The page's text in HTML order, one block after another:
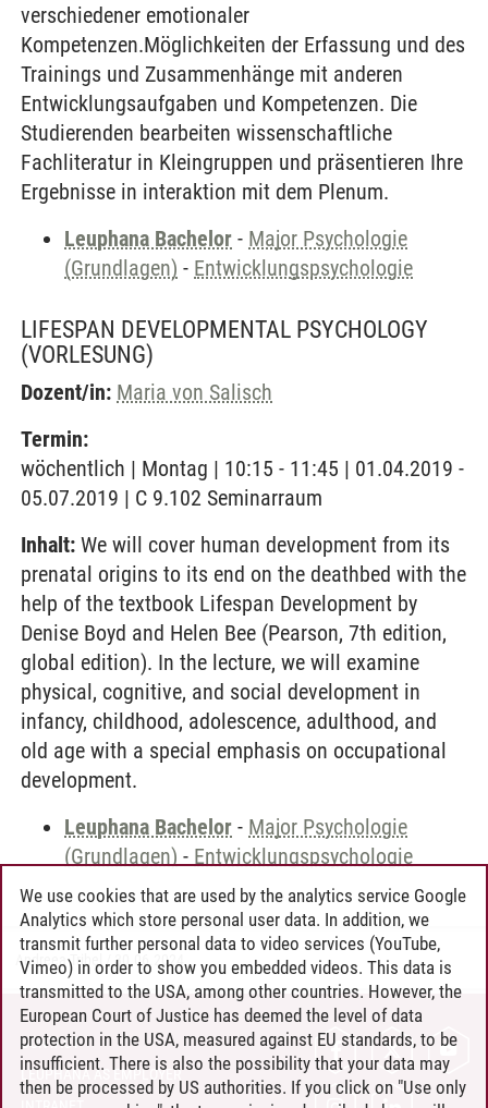
verschiedener emotionaler
Kompetenzen.Möglichkeiten der Erfassung und des
Trainings und Zusammenhänge mit anderen
Entwicklungsaufgaben und Kompetenzen. Die
Studierenden bearbeiten wissenschaftliche
Fachliteratur in Kleingruppen und präsentieren Ihre
Ergebnisse in interaktion mit dem Plenum.
Leuphana Bachelor - Major Psychologie
(Grundlagen) - Entwicklungspsychologie
LIFESPAN DEVELOPMENTAL PSYCHOLOGY
(VORLESUNG)
Dozent/in: Maria von Salisch
Termin:
wöchentlich | Montag | 10:15 - 11:45 | 01.04.2019 -
05.07.2019 | C 9.102 Seminarraum
Inhalt: We will cover human development from its
prenatal origins to its end on the deathbed with the
help of the textbook Lifespan Development by
Denise Boyd and Helen Bee (Pearson, 7th edition,
global edition). In the lecture, we will examine
physical, cognitive, and social development in
infancy, childhood, adolescence, adulthood, and
old age with a special emphasis on occupational
development.
Leuphana Bachelor - Major Psychologie
(Grundlagen) - Entwicklungspsychologie
Andreea Tribel 30.06.2024
CONTACT
LEUPHANA AS EMPLOYER
We use cookies that are used by the analytics service Google
Analytics which store personal user data. In addition, we
transmit further personal data to video services (YouTube,
Vimeo) in order to show you embedded videos. This data is
transmitted to the USA, among other countries. However, the
European Court of Justice has deemed the level of data
protection in the USA, measured against EU standards, to be
insufficient. There is also the possibility that your data may
then be processed by US authorities. If you click on "Use only